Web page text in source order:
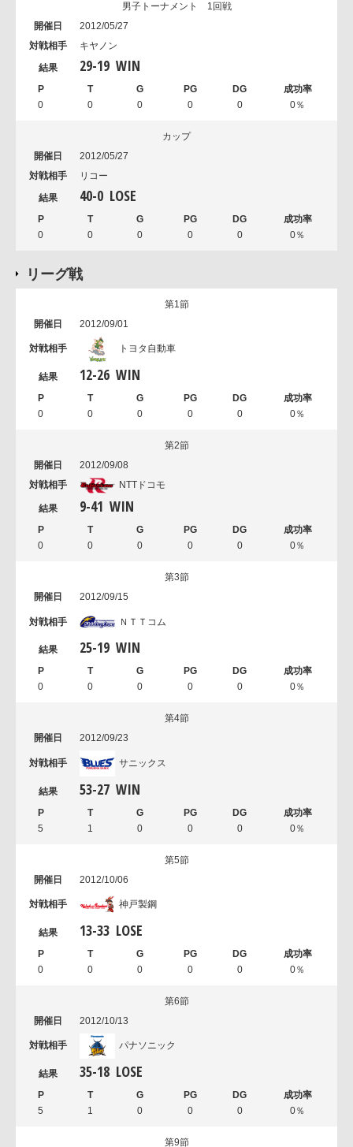
男子トーナメント 1回戦
2012/05/27
キヤノン
29-19 WIN
0 0 0 0 0 0％
カップ
2012/05/27
リコー
40-0 LOSE
0 0 0 0 0 0％
リーグ戦
第1節
2012/09/01
トヨタ自動車
12-26 WIN
0 0 0 0 0 0％
第2節
2012/09/08
NTTドコモ
9-41 WIN
0 0 0 0 0 0％
第3節
2012/09/15
ＮＴＴコム
25-19 WIN
0 0 0 0 0 0％
第4節
2012/09/23
サニックス
53-27 WIN
5 1 0 0 0 0％
第5節
2012/10/06
神戸製鋼
13-33 LOSE
0 0 0 0 0 0％
第6節
2012/10/13
パナソニック
35-18 LOSE
5 1 0 0 0 0％
第9節